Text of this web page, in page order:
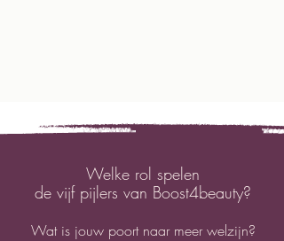
Welke rol spelen
de vijf pijlers van Boost4beauty?
Wat is jouw poort naar meer welzijn?